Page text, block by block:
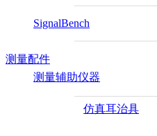
SignalBench
测量配件
测量辅助仪器
仿真耳治具